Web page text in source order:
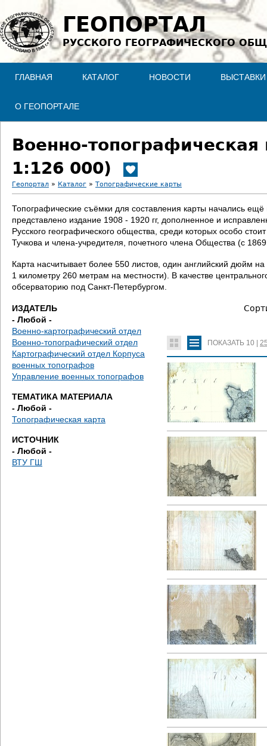
Jump to navigation
ГЕОПОРТАЛ
РУССКОГО ГЕОГРАФИЧЕСКОГО
ГЛАВНАЯ КАТАЛОГ НОВОСТИ ВЫСТАВКИ
О ГЕОПОРТАЛЕ
Военно-
1:126 000)
В
ы
з
д
с
ь
Геопортал » Каталог » Топографические карты
Топографические съёмки для составления карты начались
представлено издание 1908 - 1920 гг, дополненное и
Русского географического общества, среди которых особо
Тучкова и члена-учредителя, почетного члена Общества (с
Карта насчитывает более 550 листов, один английский дюйм
1 километру 260 метрам на местности). В качестве
обсерваторию под Санкт-Петербургом.
ИЗДАТЕЛЬ
- Любой -
Военно-картографический отдел
Военно-топографический отдел
Картографический отдел Корпуса
военных топографов
Управление военных топографов
ТЕМАТИКА МАТЕРИАЛА
- Любой -
Топографическая карта
ИСТОЧНИК
- Любой -
ВТУ ГШ
ПОКАЗАТЬ 10 |